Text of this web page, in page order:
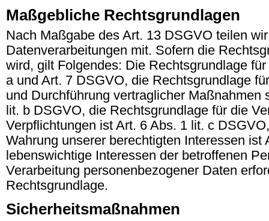
Maßgebliche Rechtsgrundlagen
Nach Maßgabe des Art. 13 DSGVO teilen
Datenverarbeitungen mit. Sofern die
wird, gilt Folgendes: Die Rechtsgrundlage
a und Art. 7 DSGVO, die Rechtsgrundlage
und Durchführung vertraglicher
lit. b DSGVO, die Rechtsgrundlage für die
Verpflichtungen ist Art. 6 Abs. 1 lit. c
Wahrung unserer berechtigten Interessen
lebenswichtige Interessen der betroffenen
Verarbeitung personenbezogener Daten
Rechtsgrundlage.
Sicherheitsmaßnahmen